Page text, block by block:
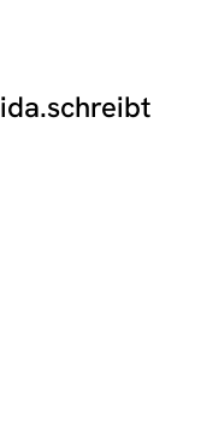
ida.schreibt